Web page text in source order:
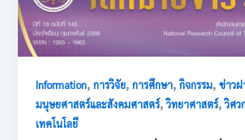
Information,การวิจัย,การศึกษา,กิจกรรม,ข่าว
มนุษยศาสตร์และสังคมศาสตร์,วิทยาศาสตร์,วิศว
เทคโนโลยี